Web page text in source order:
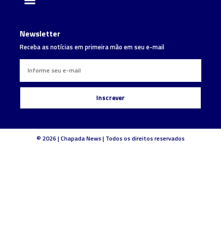
Newsletter
Receba as notícias em primeira mão em seu e-mail
Inscrever
© 2026 | Chapada News | Todos os direitos reservados